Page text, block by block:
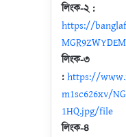
লিংক-২ :
https://
MGR9ZWYDEM
লিংক-৩
:https://
m1sc626xv/
1HQ.jpg/file
লিংক-৪